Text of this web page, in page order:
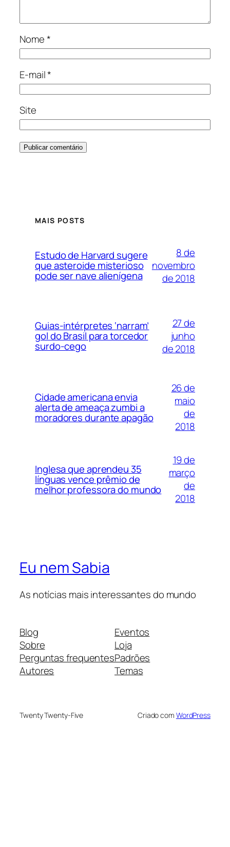
Nome*
E-mail*
Site
MAIS POSTS
Estudo de Harvard sugere
que asteroide misterioso
pode ser nave alienígena
8 de
novembro
de 2018
Guias-intérpretes ‘narram’
gol do Brasil para torcedor
surdo-cego
27 de
junho
de 2018
Cidade americana envia
alerta de ameaça zumbi a
moradores durante apagão
26 de
maio
de
2018
Inglesa que aprendeu 35
línguas vence prêmio de
melhor professora do mundo
19 de
março
de
2018
Eu nem Sabia
As notícias mais interessantes do mundo
Blog
Sobre
Perguntas frequentes
Autores
Eventos
Loja
Padrões
Temas
Twenty Twenty-Five Criado com WordPress